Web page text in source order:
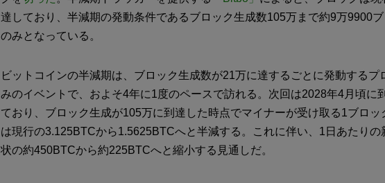
達しており、半減期の発動条件であるブロック生成数105万まで約9万9900
のみとなっている。
ビットコインの半減期は、ブロック生成数が21万に達するごとに発動するプ
みのイベントで、およそ4年に1度のペースで訪れる。次回は2028年4月頃に
ており、ブロック生成が105万に到達した時点でマイナーが受け取る1ブロッ
は現行の3.125BTCから1.5625BTCへと半減する。これに伴い、1日あたりの
状の約450BTCから約225BTCへと縮小する見通しだ。